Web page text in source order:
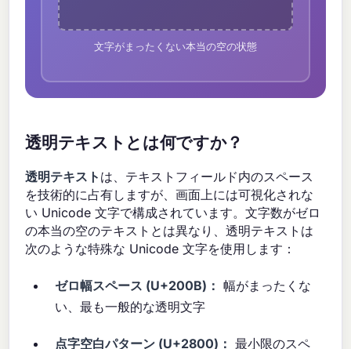
文字がまったくない本当の空の状態
透明テキストとは何ですか？
透明テキスト は、テキストフィールド内のスペース
を技術的に占有しますが、画面上には可視化されな
い Unicode 文字で構成されています。文字数がゼロ
の本当の空のテキストとは異なり、透明テキストは
次のような特殊な Unicode 文字を使用します：
ゼロ幅スペース (U+200B)： 幅がまったくな
い、最も一般的な透明文字
点字空白パターン (U+2800)： 最小限のスペ